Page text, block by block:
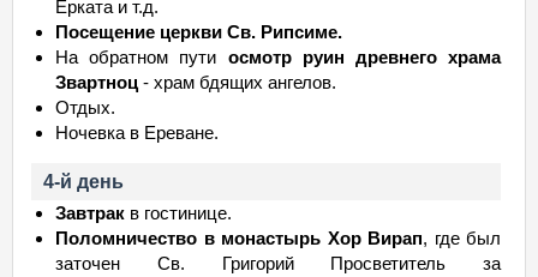
Ерката и т.д.
Посещение церкви Св. Рипсиме.
На обратном пути осмотр руин древнего xрама
Звартноц - храм бдящих ангелов.
Отдыx.
Ночевка в Ереване.
4-й день
Завтрак в гостинице.
Поломничество в монастырь Xор Вирап, где был
заточен Св. Григорий Просветитель за